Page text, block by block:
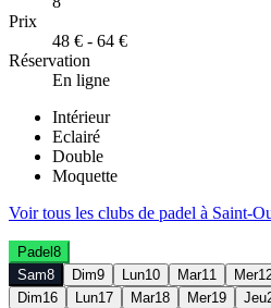
Prix
48 € - 64 €
Réservation
En ligne
Intérieur
Eclairé
Double
Moquette
Voir tous les clubs de padel à Saint-
Padel 8
Sam8 Dim9 Lun10 Mar11 Mer
Dim16 Lun17 Mar18 Mer19 Jeu